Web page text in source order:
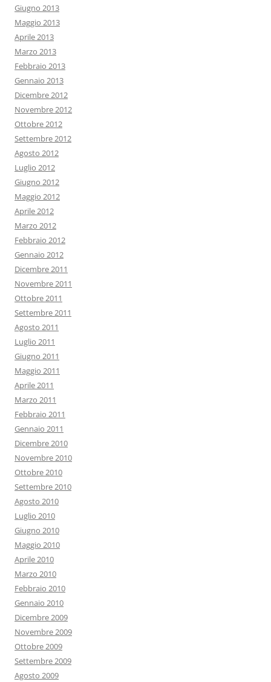
Giugno 2013
Maggio 2013
Aprile 2013
Marzo 2013
Febbraio 2013
Gennaio 2013
Dicembre 2012
Novembre 2012
Ottobre 2012
Settembre 2012
Agosto 2012
Luglio 2012
Giugno 2012
Maggio 2012
Aprile 2012
Marzo 2012
Febbraio 2012
Gennaio 2012
Dicembre 2011
Novembre 2011
Ottobre 2011
Settembre 2011
Agosto 2011
Luglio 2011
Giugno 2011
Maggio 2011
Aprile 2011
Marzo 2011
Febbraio 2011
Gennaio 2011
Dicembre 2010
Novembre 2010
Ottobre 2010
Settembre 2010
Agosto 2010
Luglio 2010
Giugno 2010
Maggio 2010
Aprile 2010
Marzo 2010
Febbraio 2010
Gennaio 2010
Dicembre 2009
Novembre 2009
Ottobre 2009
Settembre 2009
Agosto 2009